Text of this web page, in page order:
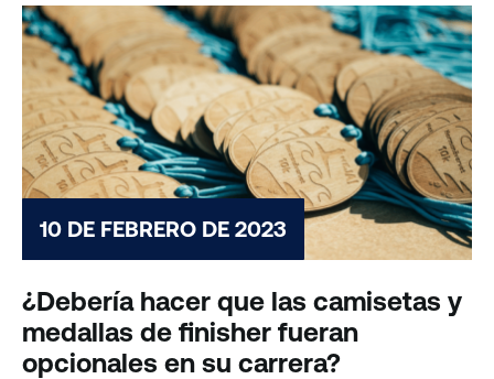
10 DE FEBRERO DE 2023
¿Debería hacer que las camisetas y
medallas de finisher fueran
opcionales en su carrera?